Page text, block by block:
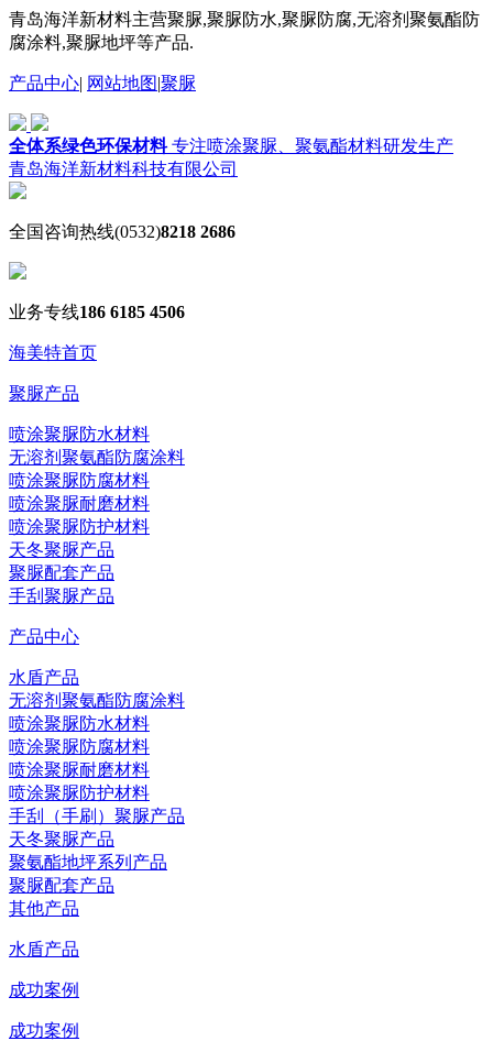
青岛海洋新材料主营聚脲,聚脲防水,聚脲防腐,无溶剂聚氨酯防
腐涂料,聚脲地坪等产品.
产品中心| 网站地图|聚脲
全体系绿色环保材料专注喷涂聚脲、聚氨酯材料研发生产
青岛海洋新材料科技有限公司
全国咨询热线(0532)8218 2686
业务专线186 6185 4506
海美特首页
聚脲产品
喷涂聚脲防水材料
无溶剂聚氨酯防腐涂料
喷涂聚脲防腐材料
喷涂聚脲耐磨材料
喷涂聚脲防护材料
天冬聚脲产品
聚脲配套产品
手刮聚脲产品
产品中心
水盾产品
无溶剂聚氨酯防腐涂料
喷涂聚脲防水材料
喷涂聚脲防腐材料
喷涂聚脲耐磨材料
喷涂聚脲防护材料
手刮（手刷）聚脲产品
天冬聚脲产品
聚氨酯地坪系列产品
聚脲配套产品
其他产品
水盾产品
成功案例
成功案例